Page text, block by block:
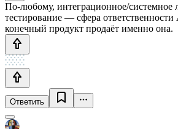
По-любому, интеграционное/системное
тестирование — сфера ответственности
конечный продукт продаёт именно она.
Ответить